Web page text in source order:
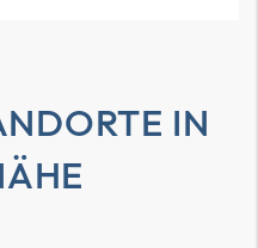
IN